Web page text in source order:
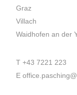
Graz
Villach
Waidhofen an der
T +43 7221 223
E